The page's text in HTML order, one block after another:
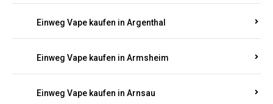
Einweg Vape kaufen in Argenthal
Einweg Vape kaufen in Armsheim
Einweg Vape kaufen in Arnsau